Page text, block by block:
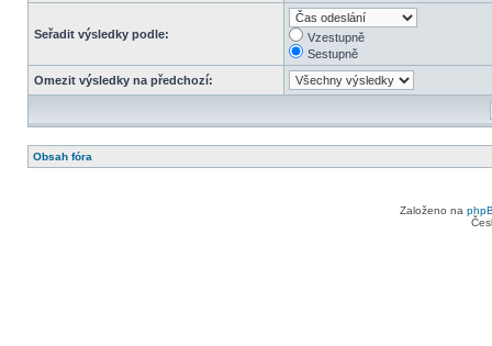
Seřadit výsledky podle:
Vzestupně
Sestupně
Omezit výsledky na předchozí:
Obsah fóra
Založeno na